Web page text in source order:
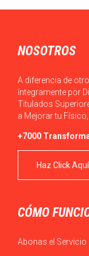
NOSOTROS
A diferencia de
íntegramente por
Titulados
a Mejorar tu
+7000
Haz Click
CÓMO
Abonas el Servicio